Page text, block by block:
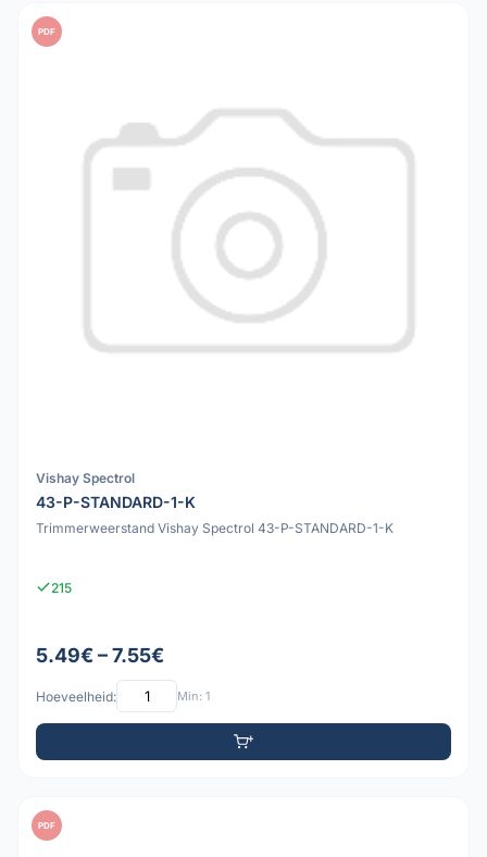
PDF
Vishay Spectrol
43-P-STANDARD-1-K
Trimmerweerstand Vishay Spectrol 43-P-STANDARD-1-K
215
5.49€ – 7.55€
Hoeveelheid: Min: 1
PDF